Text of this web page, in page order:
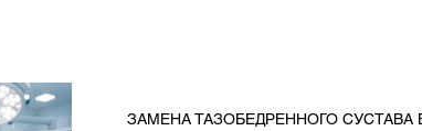
ЗАМЕНА ТАЗОБЕДРЕННОГО СУСТАВА